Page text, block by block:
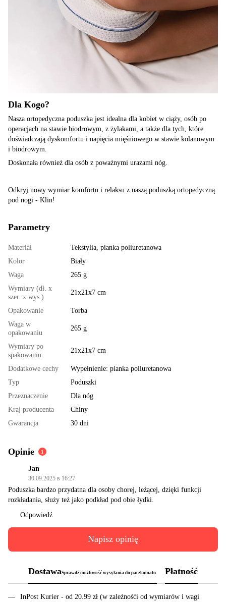
Dla Kogo?
Nasza ortopedyczna poduszka jest idealna dla kobiet w ciąży, osób po
operacjach na stawie biodrowym, z żylakami, a także dla tych, które
doświadczają dyskomfortu i napięcia mięśniowego w stawie kolanowym
i biodrowym.
Doskonała również dla osób z poważnymi urazami nóg.
Odkryj nowy wymiar komfortu i relaksu z naszą poduszką ortopedyczną
pod nogi - Klin!
Parametry
Materiał
Tekstylia, pianka poliuretanowa
Kolor
Biały
Waga
265 g
Wymiary (dł. x
szer. x wys.)
21x21x7 cm
Opakowanie
Torba
Waga w
opakowaniu
265 g
Wymiary po
spakowaniu
21x21x7 cm
Dodatkowe cechy
Wypełnienie: pianka poliuretanowa
Typ
Poduszki
Przeznaczenie
Dla nóg
Kraj producenta
Chiny
Gwarancja
30 dni
Opinie 1
Jan
30.09.2025 в 16:27
Poduszka bardzo przydatna dla osoby chorej, leżącej, dzięki funkcji
rozkładania, służy też jako podkład pod obie łydki.
Odpowiedź
Napisz opinię
DostawaSprawdż możliwość wysyłania do paczkomatu. Płatność
InPost Kurier - od 20.99 zł (w zależnośći od wymiarów i wagi